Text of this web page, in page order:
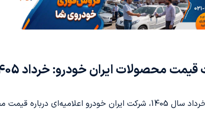
محصولات ایران خودرو: خرداد 1405
قیمت محصولات خود ارائه داد که اطلاعات آن در جدول زیر آمده است: